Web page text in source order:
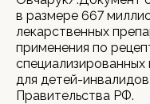
в размере 667
лекарственных
применения по
для детей-
Правительства РФ.